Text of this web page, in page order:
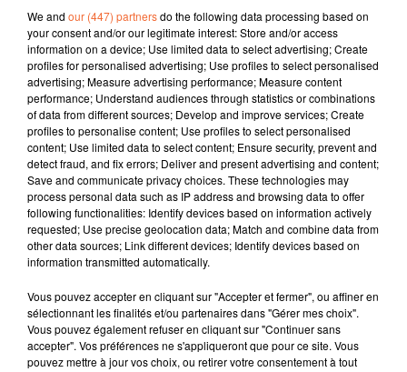
L'info près de chez vous
Les milieux économiques notamment les entreprises
artisales souffrent du manque de visibilité en raison du
contexte politique et n'ont plus aujourd'hui de marge de
manoeuvre selon la CMA Nouvelle Aquitaine.
Crise des vocations : pas de liste complète par exemple
à Trayes la plus petites commune de l'Agglo 2B.
Quelles conséquences dans l'organisation de la future
de la collectivité si aucun maire n'est élu ?
Après 4 années d’études, l’unité de méthanisation
lancée par une trentaine d’agriculteurs locaux à
Thouars tourne à plein régime depuis 2 mois
Les bibliothèques et les musées de l’Agglomération du
Bocage Bressuirais s'associent pour une nuit de la
lecture et des musées samedi prochain … cette année
un seul site a été retenu : l’Abbaye de Mauléon ( photo
We and our (447) partnersdo the following data processing based on
your consent and/or our legitimate interest: Store and/or access
information on a device; Use limited data to select advertising; Create
profiles for personalised advertising; Use profiles to select personalised
advertising; Measure advertising performance; Measure content
performance; Understand audiences through statistics or combinations
of data from different sources; Develop and improve services; Create
profiles to personalise content; Use profiles to select personalised
content; Use limited data to select content; Ensure security, prevent and
detect fraud, and fix errors; Deliver and present advertising and content;
Save and communicate privacy choices. These technologies may
process personal data such as IP address and browsing data to offer
following functionalities: Identify devices based on information actively
requested; Use precise geolocation data; Match and combine data from
other data sources; Link different devices; Identify devices based on
information transmitted automatically.
Vous pouvez accepter en cliquant sur "Accepter et fermer", ou affiner en
sélectionnant les finalités et/ou partenaires dans "Gérer mes choix".
Vous pouvez également refuser en cliquant sur "Continuer sans
accepter". Vos préférences ne s'appliqueront que pour ce site. Vous
pouvez mettre à jour vos choix, ou retirer votre consentement à tout